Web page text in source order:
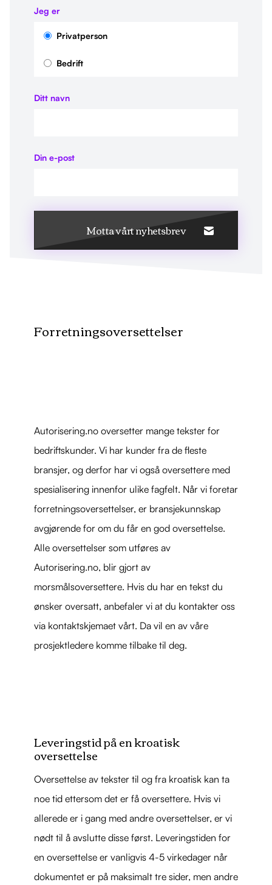
Jeg er
Privatperson
Bedrift
Ditt navn
Din e-post
Motta vårt nyhetsbrev
Forretningsoversettelser
Autorisering.no oversetter mange tekster for
bedriftskunder. Vi har kunder fra de fleste
bransjer, og derfor har vi også oversettere med
spesialisering innenfor ulike fagfelt. Når vi foretar
forretningsoversettelser, er bransjekunnskap
avgjørende for om du får en god oversettelse.
Alle oversettelser som utføres av
Autorisering.no, blir gjort av
morsmålsoversettere. Hvis du har en tekst du
ønsker oversatt, anbefaler vi at du kontakter oss
via kontaktskjemaet vårt. Da vil en av våre
prosjektledere komme tilbake til deg.
Leveringstid på en kroatisk
oversettelse
Oversettelse av tekster til og fra kroatisk kan ta
noe tid ettersom det er få oversettere. Hvis vi
allerede er i gang med andre oversettelser, er vi
nødt til å avslutte disse først. Leveringstiden for
en oversettelse er vanligvis 4-5 virkedager når
dokumentet er på maksimalt tre sider, men andre